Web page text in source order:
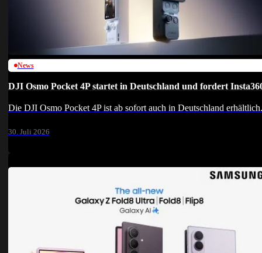
News
DJI Osmo Pocket 4P startet in Deutschland und fordert
Die DJI Osmo Pocket 4P ist ab sofort auch in Deutschland
30. Juli 2026